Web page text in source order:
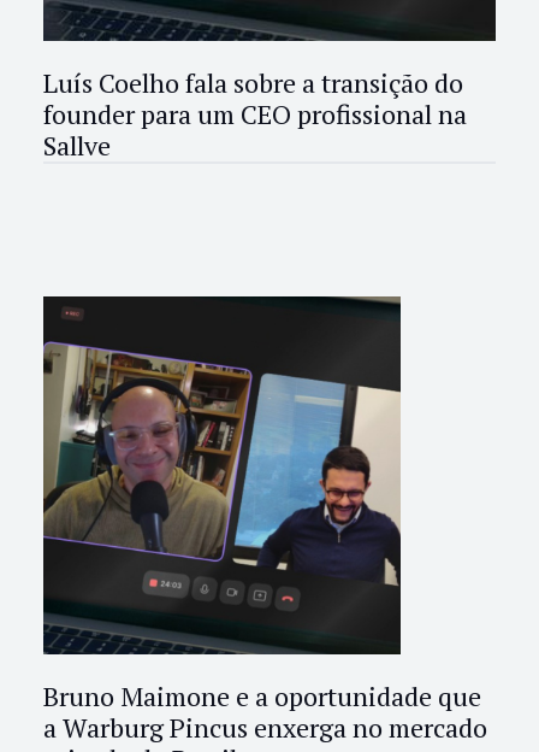
Luís Coelho fala sobre a transição do
founder para um CEO profissional na
Sallve
Bruno Maimone e a oportunidade que
a Warburg Pincus enxerga no mercado